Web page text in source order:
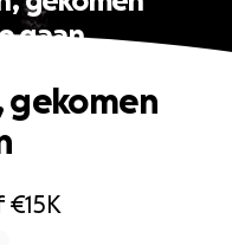
gaan
€15K
gekomen